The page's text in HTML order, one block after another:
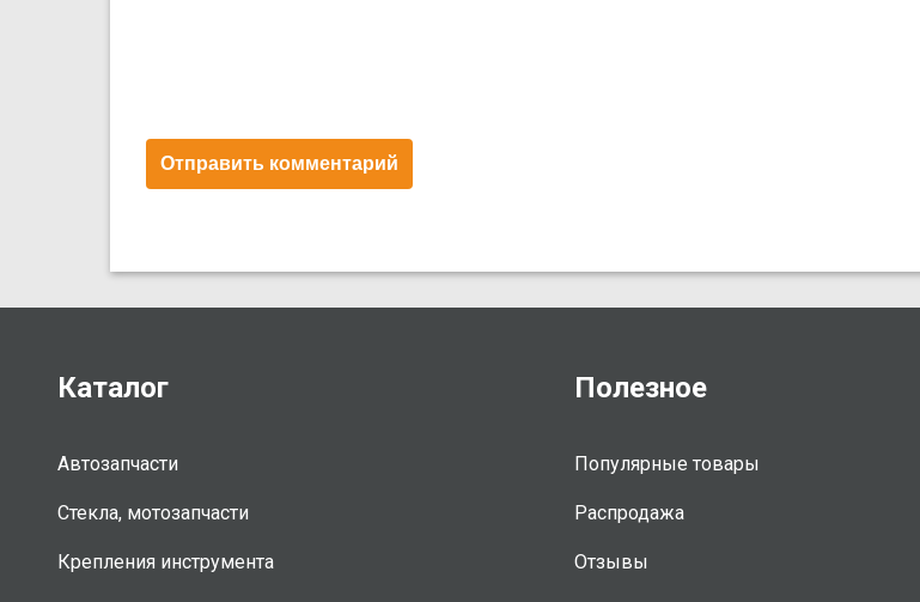
Каталог
Автозапчасти
Стекла, мотозапчасти
Крепления инструмента
Полезное
Популярные товары
Распродажа
Отзывы